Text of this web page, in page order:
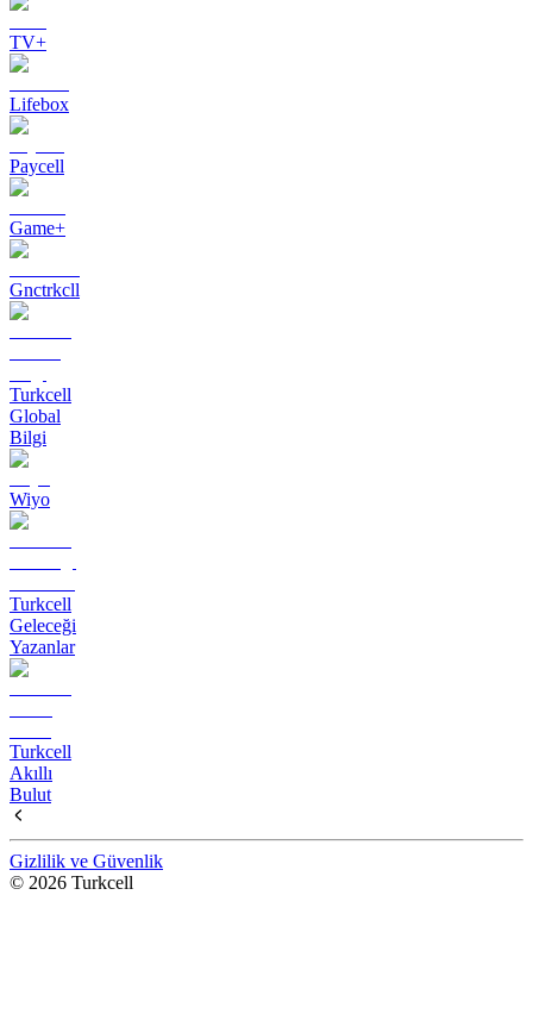
TV+
Lifebox
Paycell
Game+
Gnctrkcll
Turkcell
Global
Bilgi
Wiyo
Turkcell
Geleceği
Yazanlar
Turkcell
Akıllı
Bulut
Gizlilik ve Güvenlik
© 2026 Turkcell